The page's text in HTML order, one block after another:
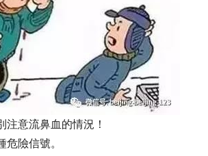
注意流鼻血的情況！
危險信號。